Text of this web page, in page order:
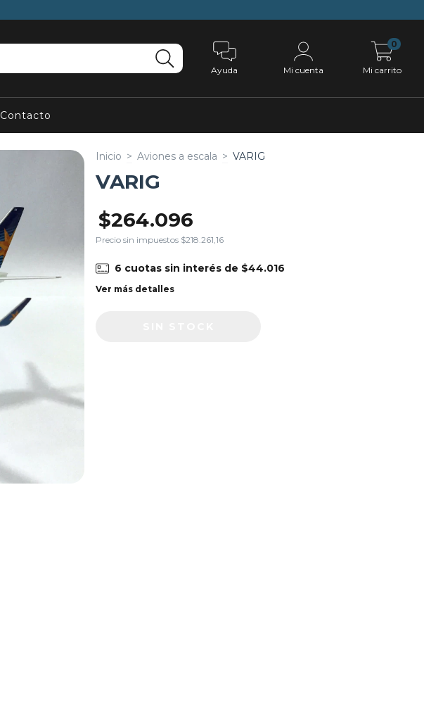
Ayuda Mi cuenta Mi carrito
0
Contacto
Inicio > Aviones a escala > VARIG
VARIG
$264.096
Precio sin impuestos $218.261,16
6 cuotas sin interés de $44.016
Ver más detalles